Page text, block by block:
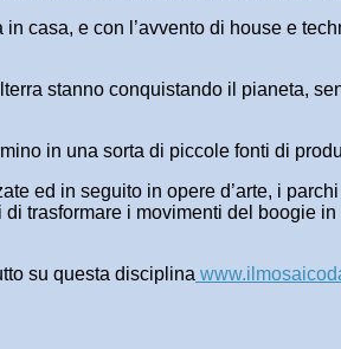
casa, e con l’avvento di house e
stanno conquistando il pianeta,
in una sorta di piccole fonti di
ed in seguito in opere d’arte, i
trasformare i movimenti del boogie
su questa disciplina